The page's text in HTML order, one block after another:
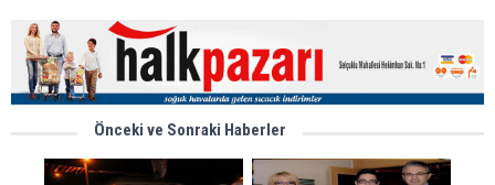
Önceki ve Sonraki Haberler